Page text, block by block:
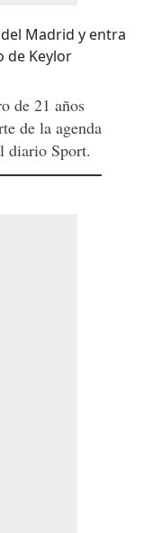
de 21 años
de la agenda
diario Sport.